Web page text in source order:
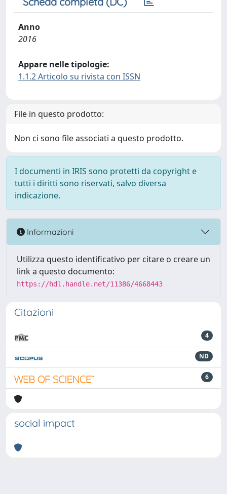
Anno
2016
Appare nelle tipologie:
1.1.2 Articolo su rivista con ISSN
File in questo prodotto:
Non ci sono file associati a questo prodotto.
I documenti in IRIS sono protetti da copyright e
tutti i diritti sono riservati, salvo diversa
indicazione.
Informazioni
Utilizza questo identificativo per citare o creare un
link a questo documento:
https://hdl.handle.net/11386/4668443
Citazioni
4
ND
6
social impact